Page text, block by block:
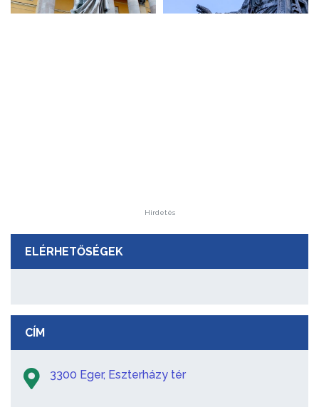
Hirdetés
ELÉRHETŐSÉGEK
CÍM
3300 Eger, Eszterházy tér